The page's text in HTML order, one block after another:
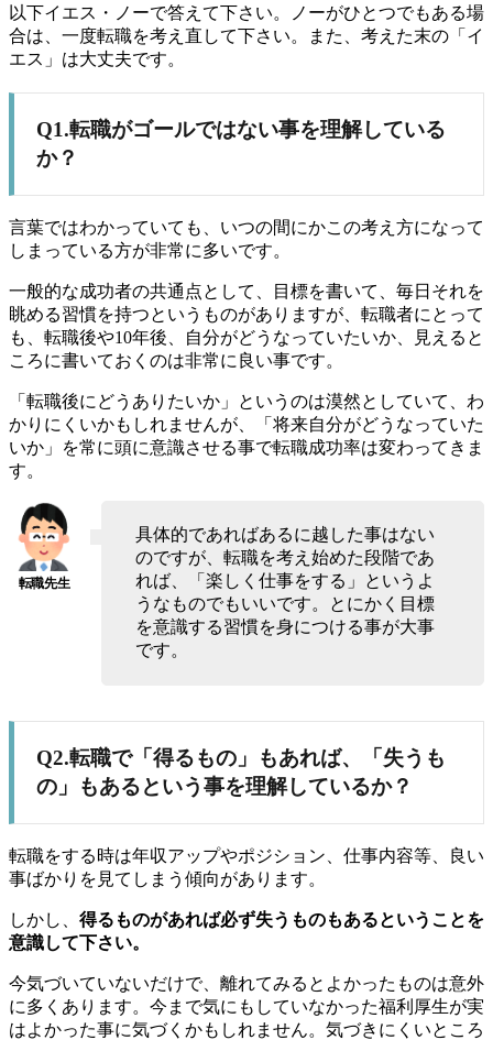
以下イエス・ノーで答えて下さい。ノーがひとつでもある場
合は、 一度転職を考え直して下さい。
また、考えた末の「イ
エス」は大丈夫です。
Q1.転職がゴールではない事を理解している
か？
言葉ではわかっていても、いつの間にかこの考え方になって
しまっている方が非常に多いです。
一般的な成功者の共通点として、目標を書いて、毎日それを
眺める習慣を持つというものがありますが、転職者にとって
も、転職後や10年後、自分がどうなっていたいか、見えると
ころに書いておくのは非常に良い事です。
「転職後にどうありたいか」というのは漠然としていて、わ
かりにくいかもしれませんが、
「将来自分がどうなっていた
いか」を常に頭に意識させる事で転職成功率は変わってきま
す。
具体的であればあるに越した事はない
のですが、転職を考え始めた段階であ
れば、「楽しく仕事をする」というよ
うなものでもいいです。とにかく目標
を意識する習慣を身につける事が大事
です。
Q2.転職で「得るもの」もあれば、「失うも
の」もあるという事を理解しているか？
転職をする時は年収アップやポジション、仕事内容等、良い
事ばかりを見てしまう傾向があります。
しかし、 得るものがあれば必ず失うものもあるということを
意識して下さい。
今気づいていないだけで、離れてみるとよかったものは意外
に多くあります。今まで気にもしていなかった福利厚生が実
はよかった事に気づくかもしれません。気づきにくいところ